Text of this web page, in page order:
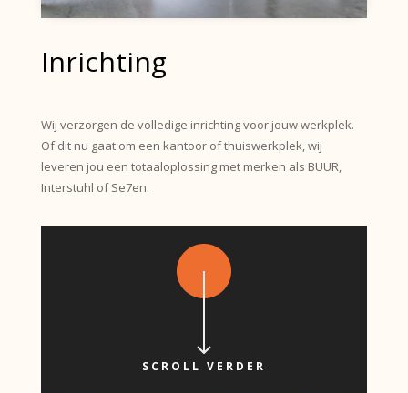
Inrichting
Wij verzorgen de volledige inrichting voor jouw werkplek.
Of dit nu gaat om een kantoor of thuiswerkplek, wij
leveren jou een totaaloplossing met merken als BUUR,
Interstuhl of Se7en.
SCROLL VERDER